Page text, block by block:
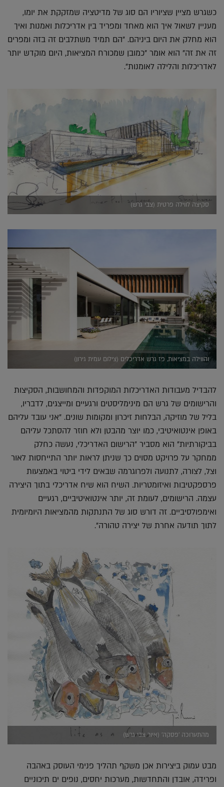
כשגרש מציין שציוריו הם סוג של מדיטציה שמזקקת את יומו,
מעניין לשאול איך הוא מאחד ומפריד בין אדריכלות ואמנות ואיך
הוא מחלק את היום ביניהם. "הם תמיד משתלבים זה בזה ומפרים
זה את זה" הוא אומר "כמובן שמכורח המציאות, היום מוקדש יותר
לאדריכלות והלילה לאומנות".
סקיצה לווילה פרטית (צבי גרש)
והווילה במציאות, פז גרש אדריכלים (צילום עמית גירון)
להבדיל מעבודות האדריכלות המוקפדות והמחושבות, הסקיצות
והרישומים של גרש הם מינימליסטים ורגעיים ומייצגים, לדבריו,
בליל של מוזיקה, הבלחות זיכרון ומקומות שונים. "אני עובד עליהם
באופן אינטואיטיבי, כמו יוצר מהבטן ולא חוזר להסתכל עליהם
בביקורתיות" הוא מסביר "הרישום האדריכלי, נעשה כחלק
ממחקר על פרויקט מסוים כך שניתן לראות יותר התייחסות לאור
וצל, לצורה, לתנועה ולפרוגרמה שבאים לידי ביטוי באמצעות
פרספקטיבות ואיזומטריות. השיח הוא שיח אדריכלי בתוך היצירה
עצמה. הרישומים, לעומת זה, יותר אינטואיטיביים, רגעיים
ואימפולסיביים. זה דורש סוג של התנתקות מהמציאות היומיומית
לתוך תודעה אחרת של יצירה טהורה".
מהתערוכה 'פסקה' (איור צבי גרש)
מבט עמוק ביצירות אכן משקף תהליך פנימי העוסק באהבה
ופרידה, אובדן והתחדשות, מערכות יחסים, נופים ים תיכוניים